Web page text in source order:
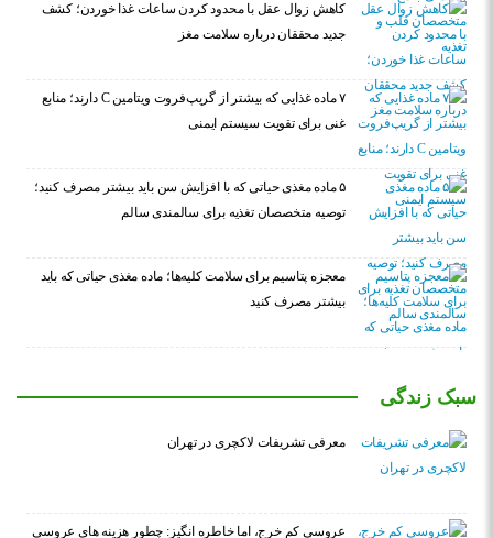
کاهش زوال عقل با محدود کردن ساعات غذا خوردن؛ کشف
جدید محققان درباره سلامت مغز
۷ ماده غذایی که بیشتر از گریپ‌فروت ویتامین C دارند؛ منابع
غنی برای تقویت سیستم ایمنی
۵ ماده مغذی حیاتی که با افزایش سن باید بیشتر مصرف کنید؛
توصیه متخصصان تغذیه برای سالمندی سالم
معجزه پتاسیم برای سلامت کلیه‌ها؛ ماده مغذی حیاتی که باید
بیشتر مصرف کنید
سبک زندگی
معرفی تشریفات لاکچری در تهران
عروسی کم خرج، اما خاطره انگیز: چطور هزینه های عروسی